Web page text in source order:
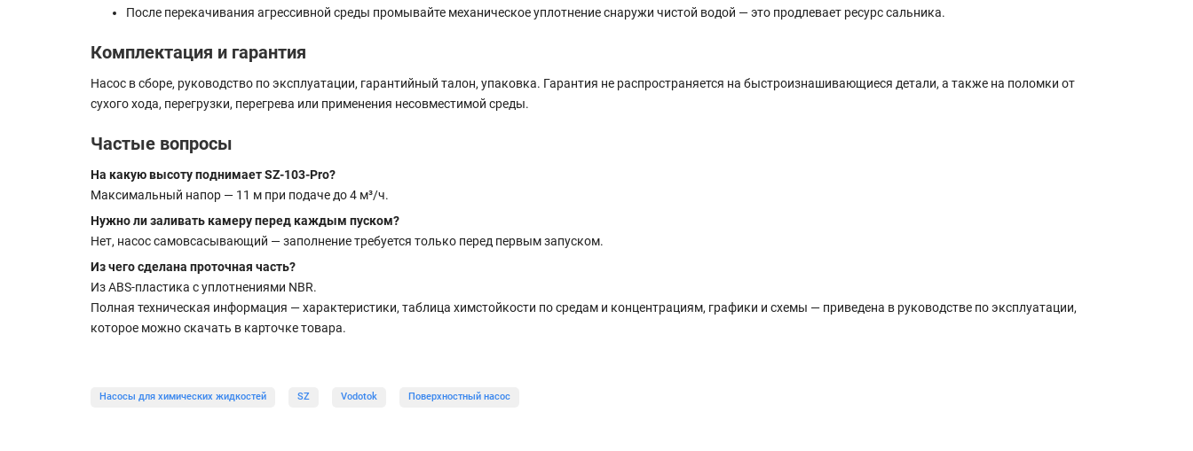
После перекачивания агрессивной среды промывайте механическое уплотнение снаружи чистой водой — это продлевает ресурс сальника.
Комплектация и гарантия
Насос в сборе, руководство по эксплуатации, гарантийный талон, упаковка. Гарантия не распространяется на быстроизнашивающиеся детали, а также на поломки от
сухого хода, перегрузки, перегрева или применения несовместимой среды.
Частые вопросы
На какую высоту поднимает SZ-103-Pro?
Максимальный напор — 11 м при подаче до 4 м³/ч.
Нужно ли заливать камеру перед каждым пуском?
Нет, насос самовсасывающий — заполнение требуется только перед первым запуском.
Из чего сделана проточная часть?
Из ABS-пластика с уплотнениями NBR.
Полная техническая информация — характеристики, таблица химстойкости по средам и концентрациям, графики и схемы — приведена в руководстве по эксплуатации,
которое можно скачать в карточке товара.
Насосы для химических жидкостей SZ Vodotok Поверхностный насос